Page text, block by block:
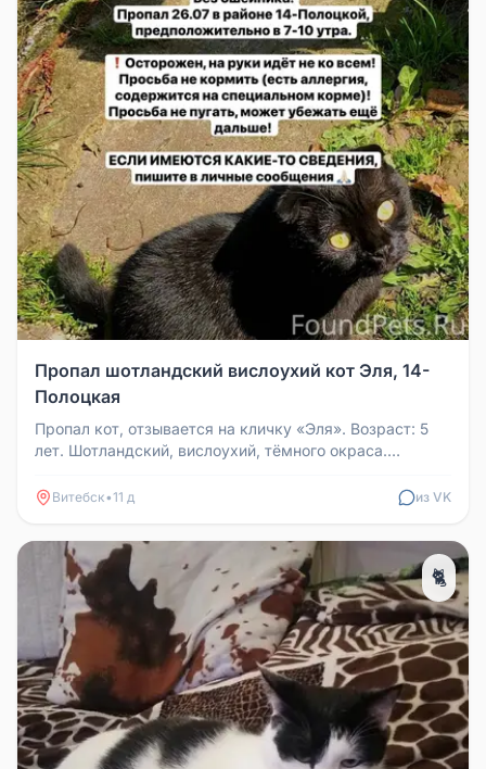
Пропал шотландский вислоухий кот Эля, 14-
Полоцкая
Пропал кот, отзывается на кличку «Эля». Возраст: 5
лет. Шотландский, вислоухий, тёмного окраса.
Витебск•11 д из VK
🐈